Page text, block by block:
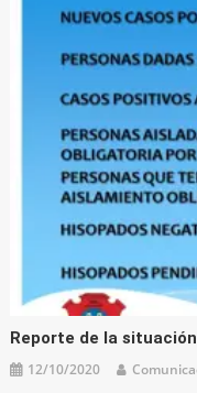
Reporte de la
12/10/2020